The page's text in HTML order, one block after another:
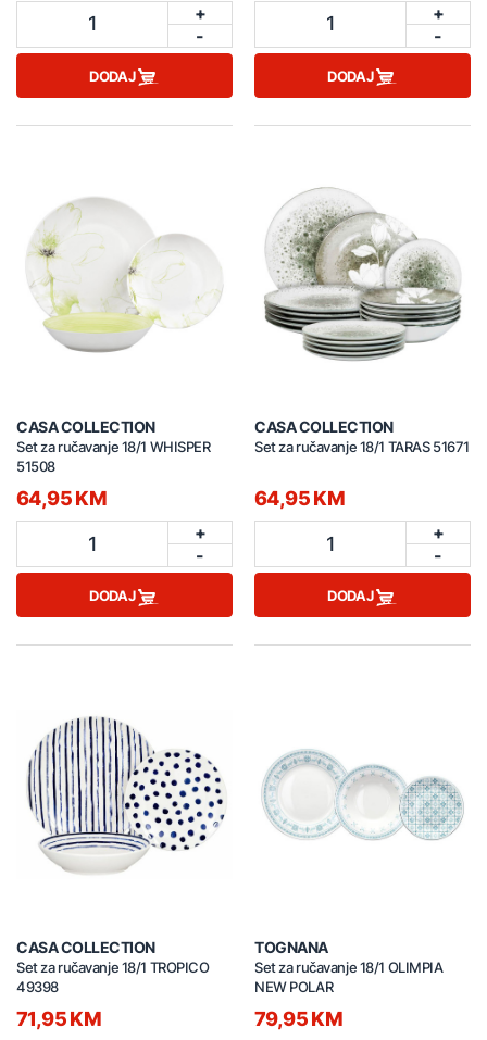
1
+
-
DODAJ
1
+
-
DODAJ
CASA COLLECTION
Set za ručavanje 18/1 WHISPER
51508
64,95 KM
1
+
-
DODAJ
CASA COLLECTION
Set za ručavanje 18/1 TARAS 51671
64,95 KM
1
+
-
DODAJ
CASA COLLECTION
Set za ručavanje 18/1 TROPICO
49398
71,95 KM
TOGNANA
Set za ručavanje 18/1 OLIMPIA
NEW POLAR
79,95 KM